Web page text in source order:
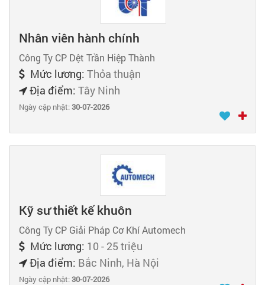
Nhân viên hành chính
Công Ty CP Dệt Trần Hiệp Thành
Mức lương: Thỏa thuận
Địa điểm: Tây Ninh
Ngày cập nhật:30-07-2026
Kỹ sư thiết kế khuôn
Công Ty CP Giải Pháp Cơ Khí Automech
Mức lương: 10 - 25 triệu
Địa điểm: Bắc Ninh, Hà Nội
Ngày cập nhật:30-07-2026